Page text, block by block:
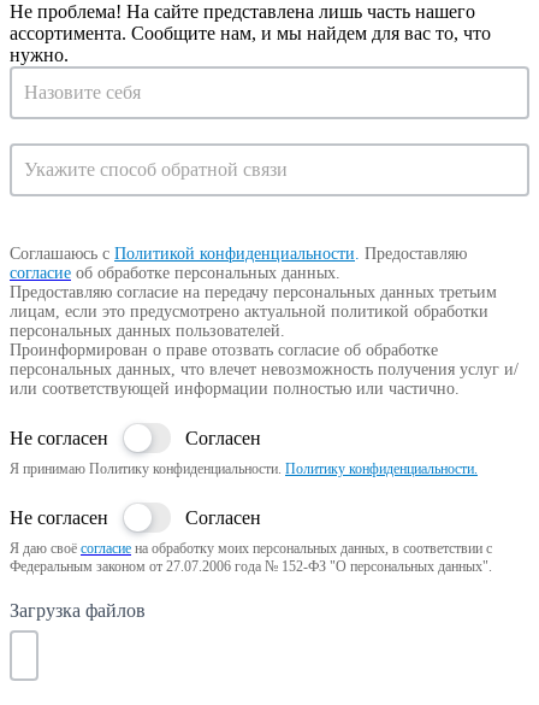
Не проблема! На сайте представлена лишь часть нашего
ассортимента. Сообщите нам, и мы найдем для вас то, что
нужно.
Запрос
на
консультацию
Соглашаюсь с Политикой конфиденциальности. Предоставляю
согласие об обработке персональных данных.
Предоставляю согласие на передачу персональных данных третьим
лицам, если это предусмотрено актуальной политикой обработки
персональных данных пользователей.
Проинформирован о праве отозвать согласие об обработке
персональных данных, что влечет невозможность получения услуг и/
или соответствующей информации полностью или частично.
Не согласен Согласен
Я принимаю Политику конфиденциальности. Политику конфиденциальности.
Не согласен Согласен
Я даю своё согласие на обработку моих персональных данных, в соответствии с
Федеральным законом от 27.07.2006 года № 152-ФЗ "О персональных данных".
Загрузка файлов